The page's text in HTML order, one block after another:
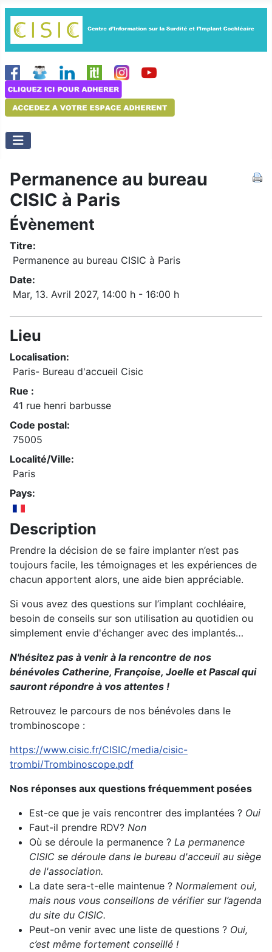
Permanence au bureau
CISIC à Paris
Évènement
Titre:
Permanence au bureau CISIC à Paris
Date:
Mar, 13. Avril 2027, 14:00 h - 16:00 h
Lieu
Localisation:
Paris- Bureau d'accueil Cisic
Rue :
41 rue henri barbusse
Code postal:
75005
Localité/Ville:
Paris
Pays:
Description
Prendre la décision de se faire implanter n’est pas
toujours facile, les témoignages et les expériences de
chacun apportent alors, une aide bien appréciable.
Si vous avez des questions sur l’implant cochléaire,
besoin de conseils sur son utilisation au quotidien ou
simplement envie d'échanger avec des implantés…
N'hésitez pas à venir à la rencontre de nos
bénévoles Catherine, Françoise, Joelle et Pascal qui
sauront répondre à vos attentes !
Retrouvez le parcours de nos bénévoles dans le
trombinoscope :
https://www.cisic.fr/CISIC/media/cisic-
trombi/Trombinoscope.pdf
Nos réponses aux questions fréquemment posées
Est-ce que je vais rencontrer des implantées ? Oui
Faut-il prendre RDV? Non
Où se déroule la permanence ? La permanence
CISIC se déroule dans le bureau d'acceuil au siège
de l'association.
La date sera-t-elle maintenue ? Normalement oui,
mais nous vous conseillons de vérifier sur l’agenda
du site du CISIC.
Peut-on venir avec une liste de questions ? Oui,
c’est même fortement conseillé !